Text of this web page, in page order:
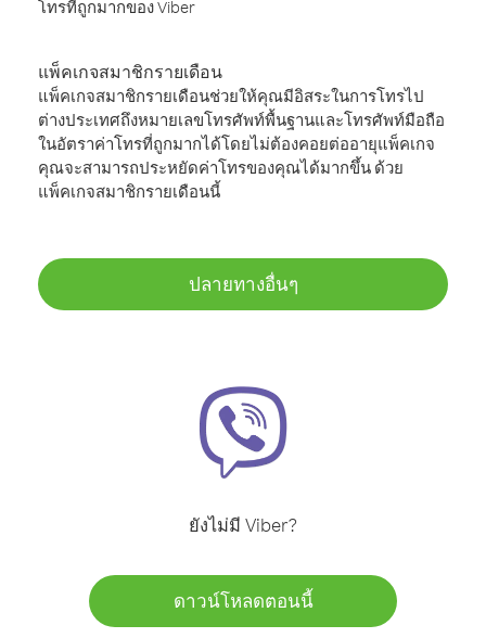
โทรที่ถูกมากของ Viber
แพ็คเกจสมาชิกรายเดือน
แพ็คเกจสมาชิกรายเดือนช่วยให้คุณมีอิสระในการโทรไป
ต่างประเทศถึงหมายเลขโทรศัพท์พื้นฐานและโทรศัพท์มือถือ
ในอัตราค่าโทรที่ถูกมากได้โดยไม่ต้องคอยต่ออายุแพ็คเกจ
คุณจะสามารถประหยัดค่าโทรของคุณได้มากขึ้น ด้วย
แพ็คเกจสมาชิกรายเดือนนี้
ปลายทางอื่นๆ
ยังไม่มี Viber?
ดาวน์โหลดตอนนี้